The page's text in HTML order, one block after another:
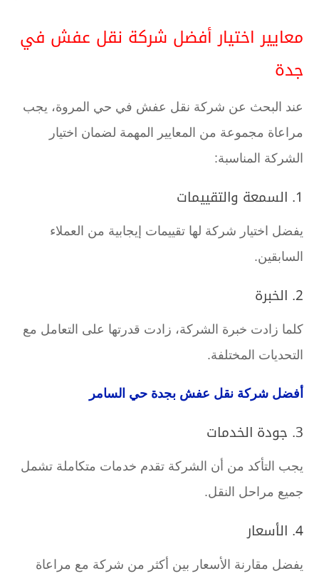
معايير اختيار أفضل شركة نقل عفش في
جدة
عند البحث عن شركة نقل عفش في حي المروة، يجب
مراعاة مجموعة من المعايير المهمة لضمان اختيار
الشركة المناسبة:
1. السمعة والتقييمات
يفضل اختيار شركة لها تقييمات إيجابية من العملاء
السابقين.
2. الخبرة
كلما زادت خبرة الشركة، زادت قدرتها على التعامل مع
التحديات المختلفة.
أفضل شركة نقل عفش بجدة حي السامر
3. جودة الخدمات
يجب التأكد من أن الشركة تقدم خدمات متكاملة تشمل
جميع مراحل النقل.
4. الأسعار
يفضل مقارنة الأسعار بين أكثر من شركة مع مراعاة